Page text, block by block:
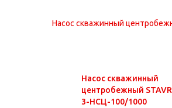
Насос скважинный
центробежный STAVR
3-НСЦ-100/1000